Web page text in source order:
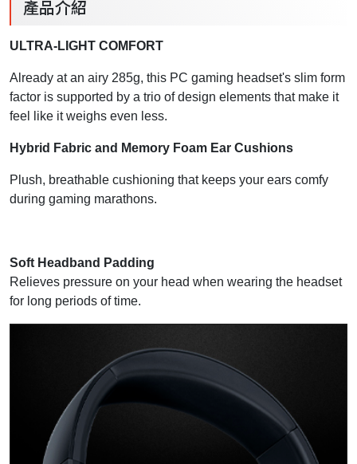
產品介紹
ULTRA-LIGHT COMFORT
Already at an airy 285g, this PC gaming headset's slim form
factor is supported by a trio of design elements that make it
feel like it weighs even less.
Hybrid Fabric and Memory Foam Ear Cushions
Plush, breathable cushioning that keeps your ears comfy
during gaming marathons.
Soft Headband Padding
Relieves pressure on your head when wearing the headset
for long periods of time.